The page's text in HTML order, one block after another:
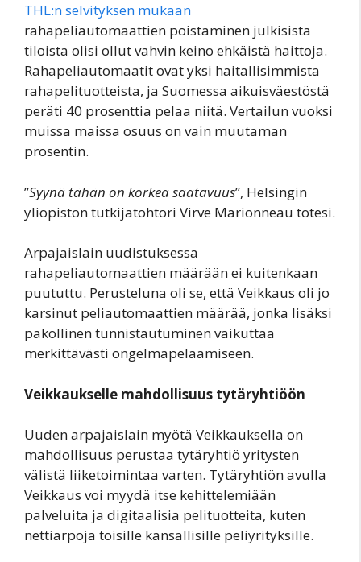
THL:n selvityksen mukaan
rahapeliautomaattien poistaminen julkisista
tiloista olisi ollut vahvin keino ehkäistä haittoja.
Rahapeliautomaatit ovat yksi haitallisimmista
rahapelituotteista, ja Suomessa aikuisväestöstä
peräti 40 prosenttia pelaa niitä. Vertailun vuoksi
muissa maissa osuus on vain muutaman
prosentin.
”Syynä tähän on korkea saatavuus”, Helsingin
yliopiston tutkijatohtori Virve Marionneau totesi.
Arpajaislain uudistuksessa
rahapeliautomaattien määrään ei kuitenkaan
puututtu. Perusteluna oli se, että Veikkaus oli jo
karsinut peliautomaattien määrää, jonka lisäksi
pakollinen tunnistautuminen vaikuttaa
merkittävästi ongelmapelaamiseen.
Veikkaukselle mahdollisuus tytäryhtiöön
Uuden arpajaislain myötä Veikkauksella on
mahdollisuus perustaa tytäryhtiö yritysten
välistä liiketoimintaa varten. Tytäryhtiön avulla
Veikkaus voi myydä itse kehittelemiään
palveluita ja digitaalisia pelituotteita, kuten
nettiarpoja toisille kansallisille peliyrityksille.